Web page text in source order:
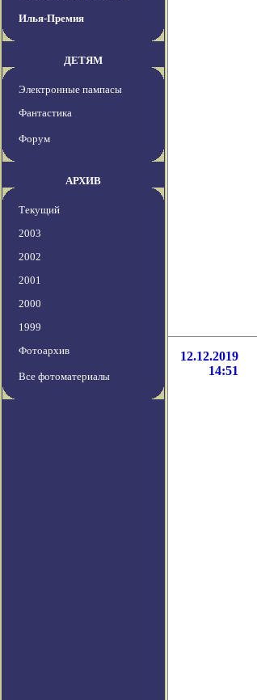
Илья-Премия
ДЕТЯМ
Электронные пампасы
Фантастика
Форум
АРХИВ
Текущий
2003
2002
2001
2000
1999
Фотоархив
Все фотоматериалы
12.12.2019
14:51